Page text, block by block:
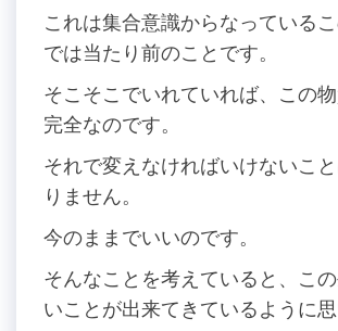
これは集合意識からなっている
では当たり前のことです。
そこそこでいれていれば、この
完全なのです。
それで変えなければいけないこ
りません。
今のままでいいのです。
そんなことを考えていると、こ
いことが出来てきているように思